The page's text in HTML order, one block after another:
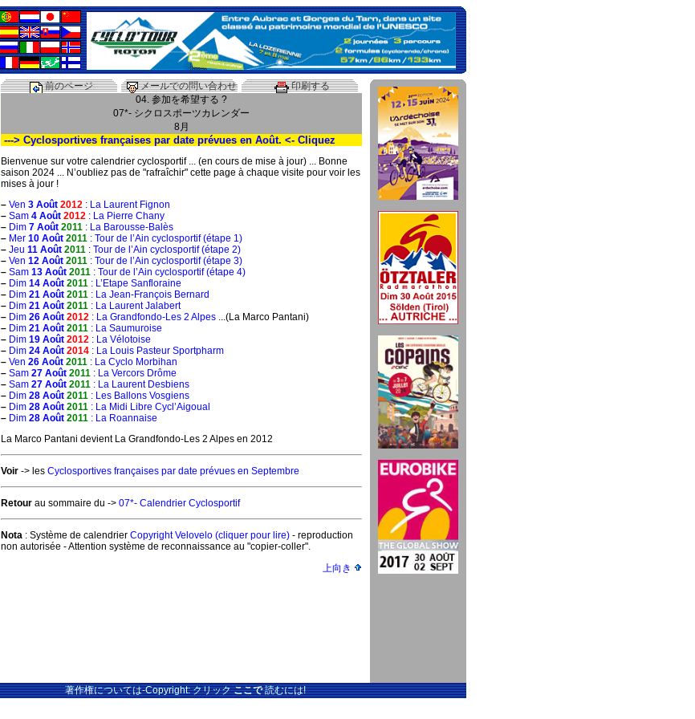
前のページ メールでの問い合わせ
印刷する
04. 参加を希望する ?
07*- シクロスポーツカレンダー
8月
---> Cyclosportives françaises par date prévues en Août. <- Cliquez
Bienvenue sur votre calendrier cyclosportif ... (en cours de mise à jour) ... Bonne
saison 2024 ... N’oubliez pas de "rafraîchir" cette page à chaque visite pour voir les
mises à jour !
– Ven 3 Août 2012 : La Laurent Fignon
– Sam 4 Août 2012 : La Pierre Chany
– Dim 7 Août 2011 : La Barousse-Balès
– Mer 10 Août 2011 : Tour de l’Ain cyclosportif (étape 1)
– Jeu 11 Août 2011 : Tour de l’Ain cyclosportif (étape 2)
– Ven 12 Août 2011 : Tour de l’Ain cyclosportif (étape 3)
– Sam 13 Août 2011 : Tour de l’Ain cyclosportif (étape 4)
– Dim 14 Août 2011 : L’Etape Sanfloraine
– Dim 21 Août 2011 : La Jean-François Bernard
– Dim 21 Août 2011 : La Laurent Jalabert
– Dim 26 Août 2012 : La Grandfondo-Les 2 Alpes ...(La Marco Pantani)
– Dim 21 Août 2011 : La Saumuroise
– Dim 19 Août 2012 : La Vélotoise
– Dim 24 Août 2014 : La Louis Pasteur Sportpharm
– Ven 26 Août 2011 : La Cyclo Morbihan
– Sam 27 Août 2011 : La Vercors Drôme
– Sam 27 Août 2011 : La Laurent Desbiens
– Dim 28 Août 2011 : Les Ballons Vosgiens
– Dim 28 Août 2011 : La Midi Libre Cycl’Aigoual
– Dim 28 Août 2011 : La Roannaise
La Marco Pantani devient La Grandfondo-Les 2 Alpes en 2012
Voir -> les Cyclosportives françaises par date prévues en Septembre
Retour au sommaire du -> 07*- Calendrier Cyclosportif
Nota : Système de calendrier Copyright Velovelo (cliquer pour lire) - reproduction
non autorisée - Attention système de reconnaissance au "copier-coller".
上向き
著作権については-Copyright: クリックここで読むには!